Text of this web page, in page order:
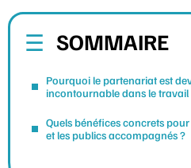
SOMMAIRE
Pourquoi le partenariat est
incontournable dans le travail
Quels bénéfices concrets
et les publics accompagnés ?